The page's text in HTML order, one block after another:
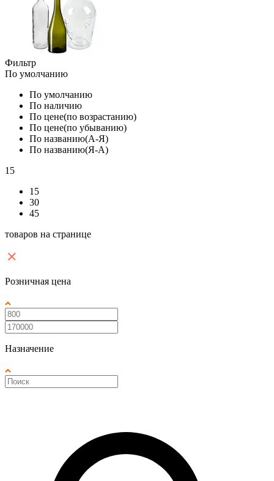
Фильтр
По умолчанию
По умолчанию
По наличию
По цене(по возрастанию)
По цене(по убыванию)
По названию(А-Я)
По названию(Я-А)
15
15
30
45
товаров на странице
Розничная цена
Назначение